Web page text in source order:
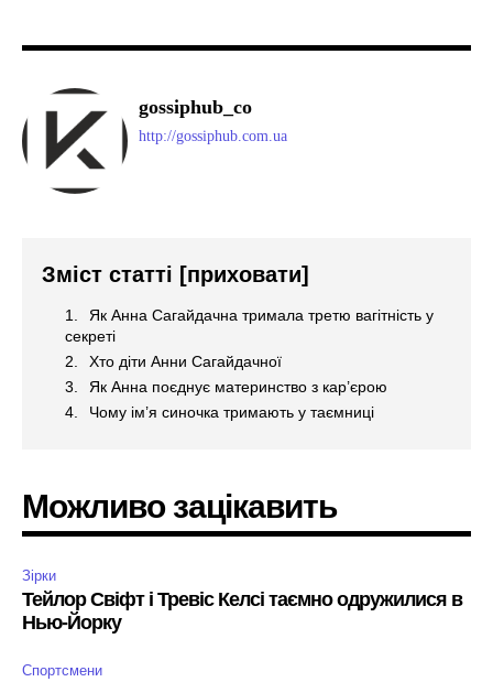
gossiphub_co
http://gossiphub.com.ua
Зміст статті [приховати]
Як Анна Сагайдачна тримала третю вагітність у
секреті
Хто діти Анни Сагайдачної
Як Анна поєднує материнство з кар’єрою
Чому ім’я синочка тримають у таємниці
Можливо зацікавить
Зірки
Тейлор Свіфт і Тревіс Келсі таємно одружилися в
Нью-Йорку
Спортсмени